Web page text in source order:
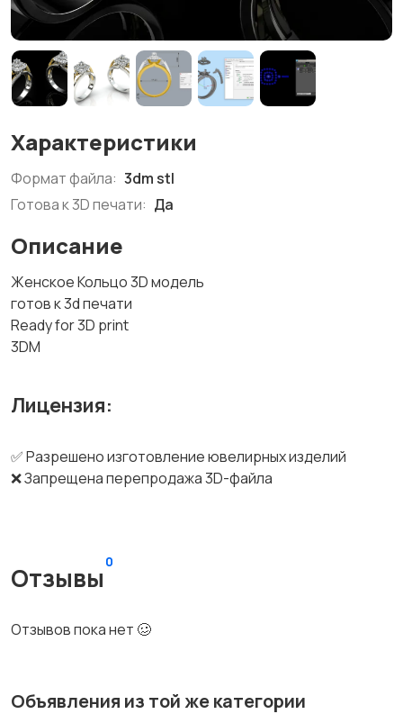
Характеристики
Формат файла: 3dm stl
Готова к 3D печати: Да
Описание
Женское Кольцо 3D модель
готов к 3d печати
Ready for 3D print
3DM
Лицензия:
✅ Разрешено изготовление ювелирных изделий
❌ Запрещена перепродажа 3D-файла
Отзывы
0
Отзывов пока нет 🥴
Объявления из той же категории